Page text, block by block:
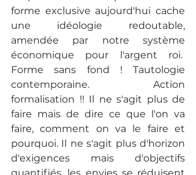
forme exclusive aujourd'hui cache
une idéologie redoutable,
amendée par notre système
économique pour l'argent roi.
Forme sans fond ! Tautologie
contemporaine. Action
formalisation !! Il ne s'agit plus de
faire mais de dire ce que l'on va
faire, comment on va le faire et
pourquoi. Il ne s'agit plus d'horizon
d'exigences mais d'objectifs